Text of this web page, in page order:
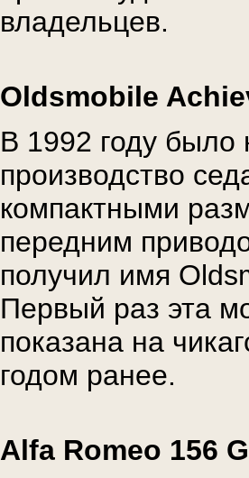
владельцев.
Oldsmobile
В 1992 году было
производство
компактными
передним
получил имя
Первый раз эта
показана на
годом ранее.
Alfa Romeo 156